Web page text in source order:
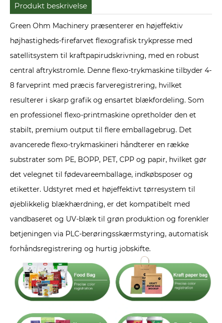
Produkt beskrivelse
Green Ohm Machinery præsenterer en højeffektiv
højhastigheds-firefarvet flexografisk trykpresse med
satellitsystem til kraftpapirudskrivning, med en robust
central aftrykstromle. Denne flexo-trykmaskine tilbyder 4-
8 farveprint med præcis farveregistrering, hvilket
resulterer i skarp grafik og ensartet blækfordeling. Som
en professionel flexo-printmaskine opretholder den et
stabilt, premium output til flere emballagebrug. Det
avancerede flexo-trykmaskineri håndterer en række
substrater som PE, BOPP, PET, CPP og papir, hvilket gør
det velegnet til fødevareemballage, indkøbsposer og
etiketter. Udstyret med et højeffektivt tørresystem til
øjeblikkelig blækhærdning, er det kompatibelt med
vandbaseret og UV-blæk til grøn produktion og forenkler
betjeningen via PLC-berøringsskærmstyring, automatisk
forhåndsregistrering og hurtig jobskifte.